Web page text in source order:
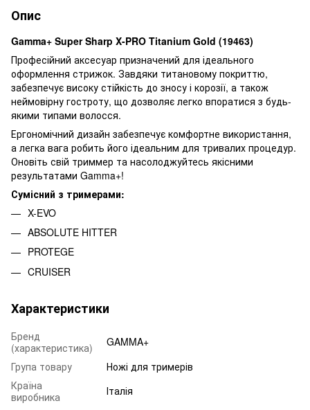
Опис
Gamma+ Super Sharp X-PRO Titanium Gold (19463)
Професійний аксесуар призначений для ідеального
оформлення стрижок. Завдяки титановому покриттю,
забезпечує високу стійкість до зносу і корозії, а також
неймовірну гостроту, що дозволяє легко впоратися з будь-
якими типами волосся.
Ергономічний дизайн забезпечує комфортне використання,
а легка вага робить його ідеальним для тривалих процедур.
Оновіть свій триммер та насолоджуйтесь якісними
результатами Gamma+!
Сумісний з тримерами:
X-EVO
ABSOLUTE HITTER
PROTEGE
CRUISER
Характеристики
Бренд
(характеристика)
GAMMA+
Група товару
Ножі для тримерів
Країна
виробника
Італія